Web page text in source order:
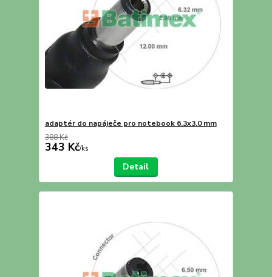
adaptér do napáječe pro notebook 6.3x3.0 mm
388 Kč
343 Kč/ks
Detail